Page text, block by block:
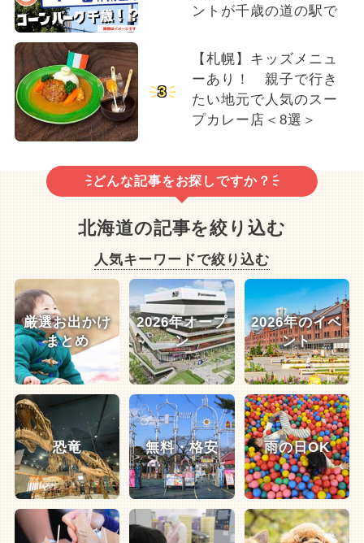
ントが千歳の道の駅で
3
【札幌】キッズメニュ
ーあり！ 親子で行き
たい地元で人気のスー
プカレー店＜8選＞
どんな記事をお探しですか？
北海道の記事を絞り込む
人気キーワードで絞り込む
厳選お出かけ
まとめ
2026年オープ
ン
2026年のイベ
ント
恐竜 無料・格安 雨の日OK